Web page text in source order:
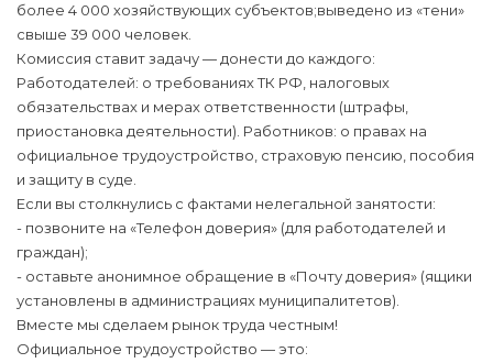
более 4 000 хозяйствующих субъектов;выведено из «тени»
свыше 39 000 человек.
Комиссия ставит задачу — донести до каждого:
Работодателей: о требованиях ТК РФ, налоговых
обязательствах и мерах ответственности (штрафы,
приостановка деятельности). Работников: о правах на
официальное трудоустройство, страховую пенсию, пособия
и защиту в суде.
Если вы столкнулись с фактами нелегальной занятости:
- позвоните на «Телефон доверия» (для работодателей и
граждан);
- оставьте анонимное обращение в «Почту доверия» (ящики
установлены в администрациях муниципалитетов).
Вместе мы сделаем рынок труда честным!
Официальное трудоустройство — это: